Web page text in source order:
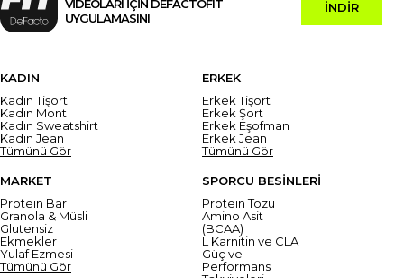
VİDEOLARI İÇİN DEFACTOFIT
UYGULAMASINI
İNDİR
KADIN
Kadın Tişört
Kadın Mont
Kadın Sweatshirt
Kadın Jean
Tümünü Gör
ERKEK
Erkek Tişört
Erkek Şort
Erkek Eşofman
Erkek Jean
Tümünü Gör
MARKET
Protein Bar
Granola & Müsli
Glutensiz
Ekmekler
Yulaf Ezmesi
Tümünü Gör
SPORCU BESİNLERİ
Protein Tozu
Amino Asit
(BCAA)
L Karnitin ve CLA
Güç ve
Performans